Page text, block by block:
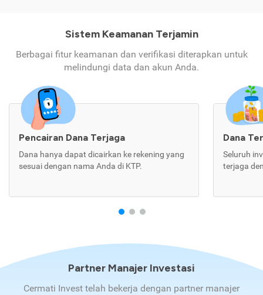
Sistem Keamanan Terjamin
Berbagai fitur keamanan dan verifikasi diterapkan untuk
melindungi data dan akun Anda.
Pencairan Dana Terjaga
Dana hanya dapat dicairkan ke rekening yang
sesuai dengan nama Anda di KTP.
Dana
Seluruh
terjaga
Partner Manajer Investasi
Cermati Invest telah bekerja dengan partner manajer